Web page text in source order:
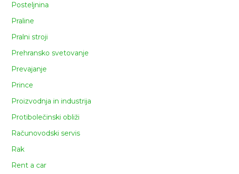
Posteljnina
Praline
Pralni stroji
Prehransko svetovanje
Prevajanje
Prince
Proizvodnja in industrija
Protibolečinski obliži
Računovodski servis
Rak
Rent a car